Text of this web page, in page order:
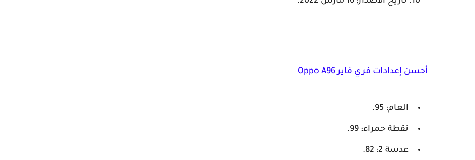
أحسن إعدادات فري فاير Oppo A96
العام: 95.
نقطة حمراء: 99.
عدسة 2: 82.